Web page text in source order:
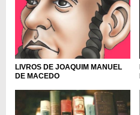
LIVROS DE JOAQUIM MANUEL
DE MACEDO